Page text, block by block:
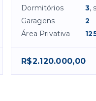
Dormitórios 3,
Garagens
2
Área Privativa
R$2.120.000,00